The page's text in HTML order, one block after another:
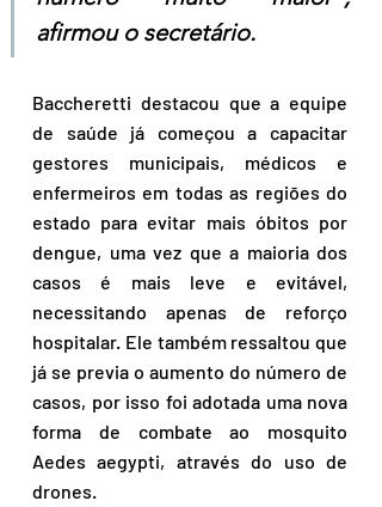
afirmou o secretário.
Baccheretti destacou que a equipe
de saúde já começou a capacitar
gestores municipais, médicos e
enfermeiros em todas as regiões do
estado para evitar mais óbitos por
dengue, uma vez que a maioria dos
casos é mais leve e evitável,
necessitando apenas de reforço
hospitalar. Ele também ressaltou que
já se previa o aumento do número de
casos, por isso foi adotada uma nova
forma de combate ao mosquito
Aedes aegypti, através do uso de
drones.